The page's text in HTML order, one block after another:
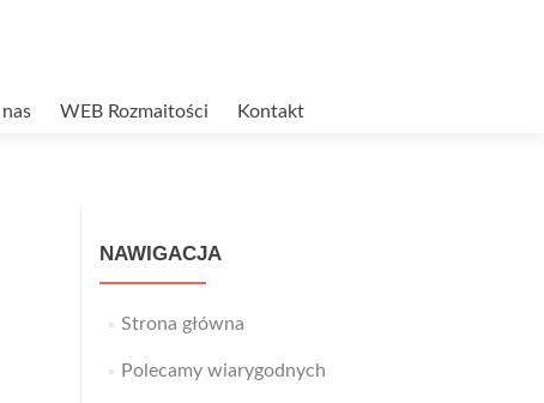
WEB Rozmaitości Kontakt
NAWIGACJA
Strona główna
Polecamy wiarygodnych